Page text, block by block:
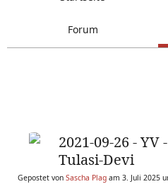
Forum
2021-09-26 - YV
Tulasi-Devi
Gepostet von Sascha Plag am 3. Juli 2025